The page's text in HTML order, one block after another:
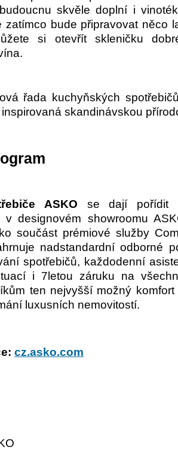
skvěle doplní i
zatímco bude připravovat něco
si otevřít skleničku
ASKO se dají pořídit
v designovém showroomu
součást prémiové služby
nadstandardní odborné
spotřebičů, každodenní
i 7letou záruku na
ten nejvyšší možný
luxusních nemovitostí.
cz.asko.com